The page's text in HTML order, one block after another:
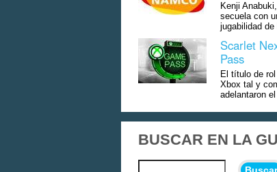
Kenji
secuela con
jugabilidad de
Scarlet
Pass
El título de
Xbox tal y
adelantaron
BUSCAR EN LA